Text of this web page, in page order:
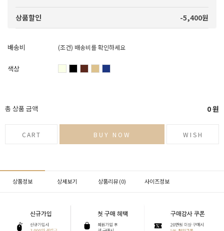
상품할인 -5,400원
배송비 (조건) 배송비를 확인하세요
색상
총 상품 금액 0원
CART BUY NOW WISH
상품정보 상세보기 상품리뷰 (0) 사이즈정보